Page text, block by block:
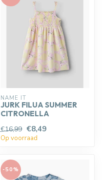
NAME IT
JURK FILUA SUMMER
CITRONELLA
€16,99 €8,49
Op voorraad
-50%